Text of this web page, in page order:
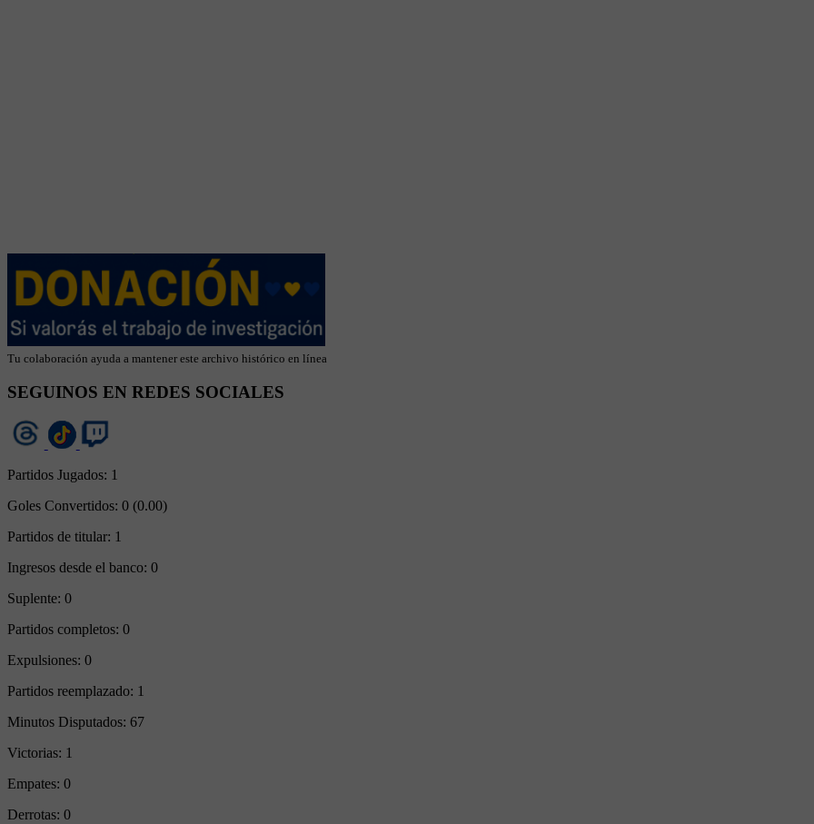
Tu colaboración ayuda a mantener este archivo histórico en línea
SEGUINOS EN REDES SOCIALES
Partidos Jugados: 1
Goles Convertidos: 0 (0.00)
Partidos de titular: 1
Ingresos desde el banco: 0
Suplente: 0
Partidos completos: 0
Expulsiones: 0
Partidos reemplazado: 1
Minutos Disputados: 67
Victorias: 1
Empates: 0
Derrotas: 0